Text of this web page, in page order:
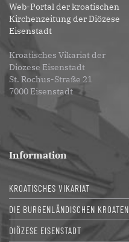
Web-Portal der kroatischen
Kirchenzeitung der Diözese
Eisenstadt
Kroatisches Vikariat der
Diözese Eisenstadt
St. Rochus-Straße 21
7000 Eisenstadt
Information
KROATISCHES VIKARIAT
DIE BURGENLÄNDISCHEN KROATEN
DIÖZESE EISENSTADT